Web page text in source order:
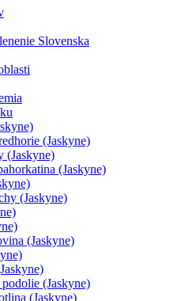
Slovenska
(Jaskyne)
(Jaskyne)
(Jaskyne)
(Jaskyne)
(Jaskyne)
(Jaskyne)
(Jaskyne)